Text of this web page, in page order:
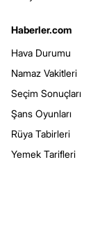
Haberler.com
Hava Durumu
Namaz Vakitleri
Seçim Sonuçları
Şans Oyunları
Rüya Tabirleri
Yemek Tarifleri